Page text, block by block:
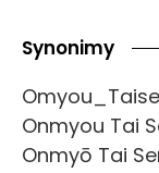
Synonimy
Onmyou Tai
Onmyō Tai